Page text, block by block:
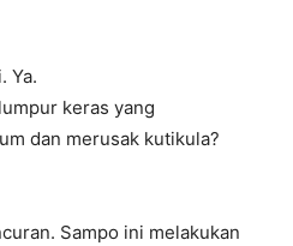
Ya.
keras yang
dan merusak kutikula?
Sampo ini melakukan